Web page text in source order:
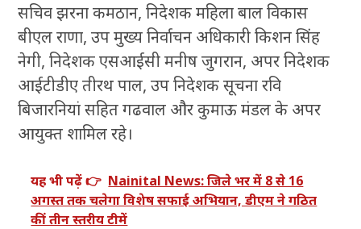
सचिव झरना कमठान, निदेशक महिला बाल विकास
बीएल राणा, उप मुख्य निर्वाचन अधिकारी किशन सिंह
नेगी, निदेशक एसआईसी मनीष जुगरान, अपर निदेशक
आईटीडीए तीरथ पाल, उप निदेशक सूचना रवि
बिजारनियां सहित गढवाल और कुमाऊ मंडल के अपर
आयुक्त शामिल रहे।
यह भी पढ़ें 👉 Nainital News: जिले भर में 8 से 16
अगस्त तक चलेगा विशेष सफाई अभियान, डीएम ने गठित
कीं तीन स्तरीय टीमें